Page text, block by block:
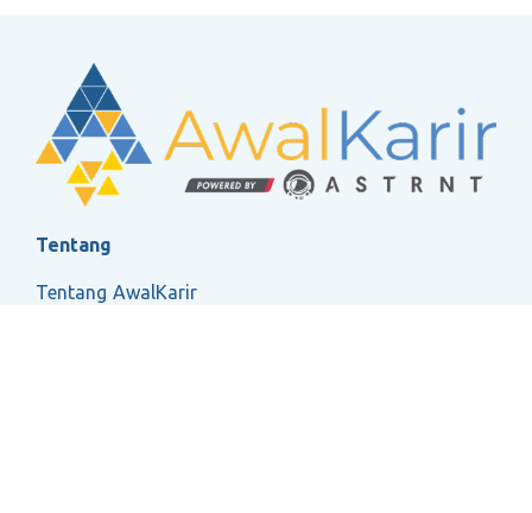
Tentang
Tentang AwalKarir